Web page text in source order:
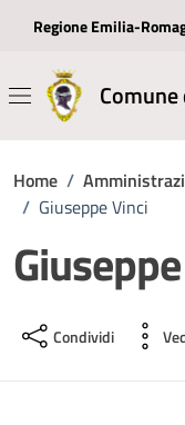
Regione Emilia-
Home /
/ Giuseppe Vinci
Condividi